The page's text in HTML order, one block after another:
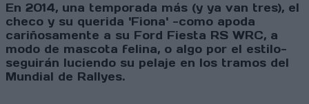
En 2014, una temporada más (y ya van tres), el
checo y su querida 'Fiona' -como apoda
cariñosamente a su Ford Fiesta RS WRC, a
modo de mascota felina, o algo por el estilo-
seguirán luciendo su pelaje en los tramos del
Mundial de Rallyes.